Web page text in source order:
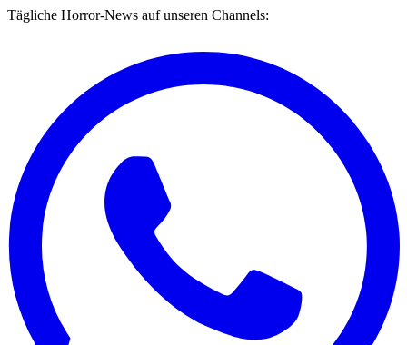
Tägliche Horror-News auf unseren Channels: